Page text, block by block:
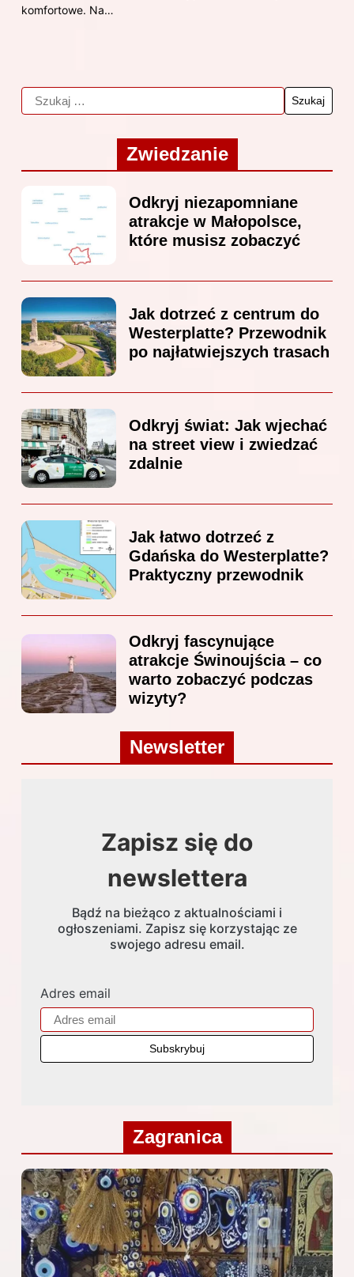
komfortowe. Na…
Zwiedzanie
Odkryj niezapomniane
atrakcje w Małopolsce,
które musisz zobaczyć
Jak dotrzeć z centrum do
Westerplatte? Przewodnik
po najłatwiejszych trasach
Odkryj świat: Jak wjechać
na street view i zwiedzać
zdalnie
Jak łatwo dotrzeć z
Gdańska do Westerplatte?
Praktyczny przewodnik
Odkryj fascynujące
atrakcje Świnoujścia – co
warto zobaczyć podczas
wizyty?
Newsletter
Zapisz się do
newslettera
Bądź na bieżąco z aktualnościami i
ogłoszeniami. Zapisz się korzystając ze
swojego adresu email.
Adres email
Zagranica